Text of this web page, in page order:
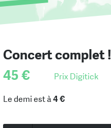
Concert complet !
45 €
Prix Digitick
Le demi est à4 €